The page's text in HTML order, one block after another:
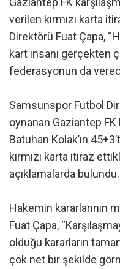
verilen kırmızı karta
Direktörü Fuat Çapa,
kart insanı gerçekten
federasyonun da
Samsunspor Futbol
oynanan Gaziantep FK
Batuhan Kolak’ın
kırmızı karta itiraz
açıklamalarda bulundu.
Hakemin kararlarının
Fuat Çapa,
olduğu kararların
çok net bir şekilde